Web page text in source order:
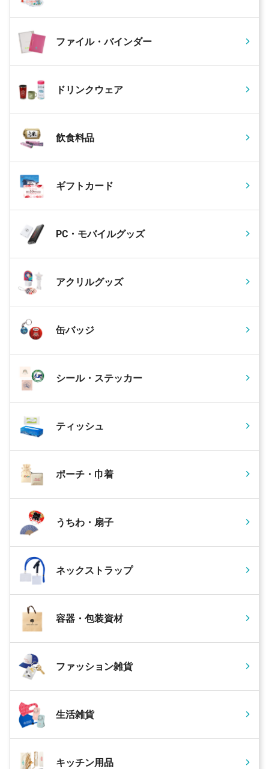
ファイル・バインダー
ドリンクウェア
飲食料品
ギフトカード
PC・モバイルグッズ
アクリルグッズ
缶バッジ
シール・ステッカー
ティッシュ
ポーチ・巾着
うちわ・扇子
ネックストラップ
容器・包装資材
ファッション雑貨
生活雑貨
キッチン用品